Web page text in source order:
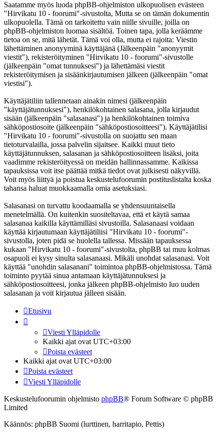
Saatamme myös luoda phpBB-ohjelmiston ulkopuolisen evästeen
"Hirvikatu 10 - foorumi"-sivustolta, Mutta se on tämän dokumentin
ulkopuolella. Tämä on tarkoitettu vain niille sivuille, joilla on
phpBB-ohjelmiston luomaa sisältöä. Toinen tapa, jolla keräämme
tietoa on se, mitä lähetät. Tämä voi olla, mutta ei rajoita: Viestin
lähettäminen anonyyminä käyttäjänä (Jälkeenpäin "anonyymit
viestit"), rekisteröityminen "Hirvikatu 10 - foorumi"-sivustolle
(jälkeenpäin "omat tunnuksesi") ja lähettämäsi viestit
rekisteröitymisen ja sisäänkirjautumisen jälkeen (jälkeenpäin "omat
viestisi").
Käyttäjätiliin tallennetaan ainakin nimesi (jälkeenpäin
"käyttäjätunnuksesi"), henkilökohtainen salasana, jolla kirjaudut
sisään (jälkeenpäin "salasanasi") ja henkilökohtainen toimiva
sähköpostiosoite (jälkeenpäin "sähköpostiosoitteesi"). Käyttäjätilisi
"Hirvikatu 10 - foorumi"-sivustolla on suojattu sen maan
tietoturvalailla, jossa palvelin sijaitsee. Kaikki muut tieto
käyttäjätunnuksen, salasanan ja sähköpostiosoitteen lisäksi, joita
vaadimme rekisteröityessä on meidän hallinnassamme. Kaikissa
tapauksissa voit itse päättää mitkä tiedot ovat julkisesti näkyvillä.
Voit myös liittyä ja poistua keskustelufoorumin postituslistalta koska
tahansa haluat muokkaamalla omia asetuksiasi.
Salasanasi on turvattu koodaamalla se yhdensuuntaisella
menetelmällä. On kuitenkin suositeltavaa, että et käytä samaa
salasanaa kaikilla käyttämilläsi sivustoilla. Salasanaasi voidaan
käyttää kirjautumaan käyttäjätiliisi "Hirvikatu 10 - foorumi"-
sivustolla, joten pidä se huolella tallessa. Missään tapauksessa
kukaan "Hirvikatu 10 - foorumi"-sivustolta, phpBB tai muu kolmas
osapuoli ei kysy sinulta salasanaasi. Mikäli unohdat salasanasi. Voit
käyttää "unohdin salasanani" toimintoa phpBB-ohjelmistossa. Tämä
toiminto pyytää sinua antamaan käyttäjätunnuksesi ja
sähköpostiosoitteesi, jonka jälkeen phpBB-ohjelmisto luo uuden
salasanan ja voit kirjautua jälleen sisään.
Etusivu
Viesti Ylläpidolle
Kaikki ajat ovat UTC+03:00
Poista evästeet
Kaikki ajat ovat UTC+03:00
Poista evästeet
Viesti Ylläpidolle
Keskustelufoorumin ohjelmisto phpBB® Forum Software © phpBB
Limited
Käännös: phpBB Suomi (lurttinen, harritapio, Pettis)